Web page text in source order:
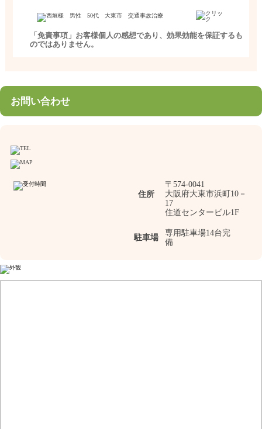
「免責事項」お客様個人の感想であり、効果効能を保証するも
のではありません。
お問い合わせ
住所
〒574-0041
大阪府大東市浜町10－
17
住道センタービル1F
駐車場
専用駐車場14台完
備